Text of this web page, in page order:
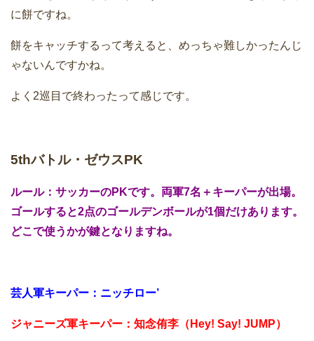
に餅ですね。
餅をキャッチするって考えると、めっちゃ難しかったんじ
ゃないんですかね。
よく2巡目で終わったって感じです。
5thバトル・ゼウスPK
ルール：サッカーのPKです。両軍7名＋キーパーが出場。
ゴールすると2点のゴールデンボールが1個だけあります。
どこで使うかが鍵となりますね。
芸人軍キーパー：ニッチロー’
ジャニーズ軍キーパー：知念侑李（Hey! Say! JUMP）